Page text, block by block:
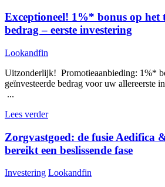
Exceptioneel! 1%* bonus op het
bedrag – eerste investering
Lookandfin
Uitzonderlijk! Promotieaanbieding: 1%*
geïnvesteerde bedrag voor uw allereerste
...
Lees verder
Zorgvastgoed: de fusie Aedifica
bereikt een beslissende fase
Investering Lookandfin